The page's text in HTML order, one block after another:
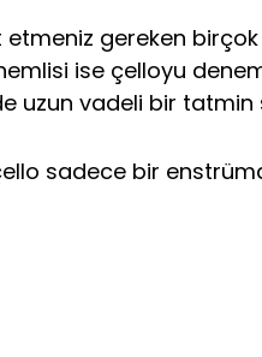
etmeniz gereken
ise çelloyu
uzun vadeli bir tatmin
sadece bir